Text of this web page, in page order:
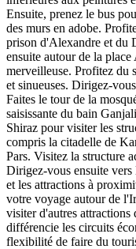
Ensuite, prenez le bus
des murs en adobe.
prison d'Alexandre et du
ensuite autour de la
merveilleuse. Profitez du
et sinueuses. Dirigez-
Faites le tour de la
saisissante du bain
Shiraz pour visiter les
compris la citadelle de
Pars. Visitez la structure
Dirigez-vous ensuite
et les attractions à
votre voyage autour de
visiter d'autres attractions
différencie les circuits
flexibilité de faire du